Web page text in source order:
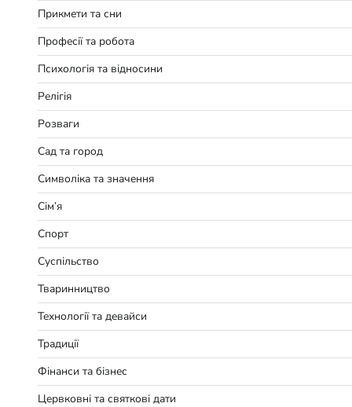
Прикмети та сни
Професії та робота
Психологія та відносини
Релігія
Розваги
Сад та город
Символіка та значення
Сім’я
Спорт
Суспільство
Тваринництво
Технології та девайси
Традиції
Фінанси та бізнес
Цервковні та святкові дати